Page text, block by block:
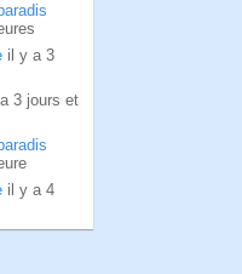
il y a 3
3 jours et
il y a 4